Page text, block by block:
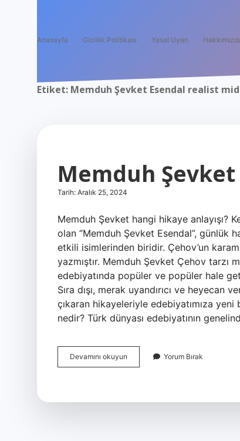
Anasayfa Gizlilik Politikası Yasal Uyarı
Etiket: Memduh Şevket Esendal realist
Memduh Şevket
Tarih: Aralık 25, 2024
Memduh Şevket hangi hikaye anlayışı?
olan “Memduh Şevket Esendal”, günlük
etkili isimlerinden biridir. Çehov’un
yazmıştır. Memduh Şevket Çehov tarzı
edebiyatında popüler ve popüler hale
Sıra dışı, merak uyandırıcı ve heyecan
çıkaran hikayeleriyle edebiyatımıza
nedir? Türk dünyası edebiyatının
Devamını okuyun Memduh
Şevket
Yorum Bırak